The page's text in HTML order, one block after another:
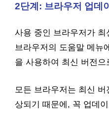
2단계: 브라우저 업데
사용 중인 브라우저가
브라우저의 도움말 메뉴
을 사용하여 최신 버전
모든 브라우저는 최신
상되기 때문에, 꼭 업데